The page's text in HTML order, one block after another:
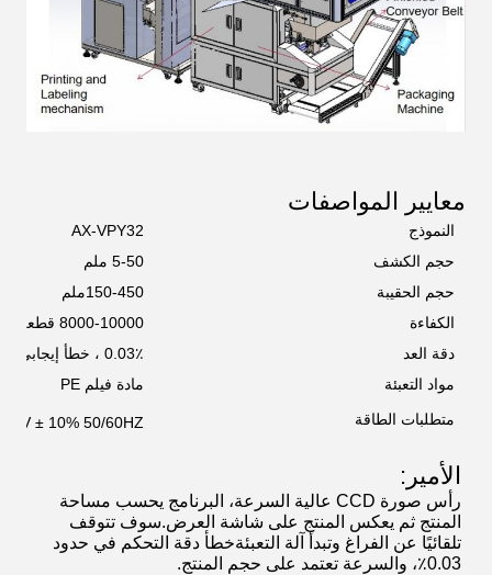
معايير المواصفات
النموذج
AX-VPY32
حجم الكشف
5-50 ملم
حجم الحقيبة
150-450ملم
الكفاءة
8000-10000 قطعة/دقيقة
دقة العد
0.03٪ ، خطأ إيجابي فقط
مواد التعبئة
مادة فيلم PE
متطلبات الطاقة
± 10% 50/60HZ
الأمير:
رأس صورة CCD عالية السرعة، البرنامج يحسب مساحة
المنتج ثم يعكس المنتج على شاشة العرض.سوف تتوقف
تلقائيًا عن الفراغ وتبدأ آلة التعبئةخطأ دقة التحكم في حدود
0.03٪، والسرعة تعتمد على حجم المنتج.